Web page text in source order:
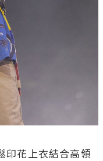
印花上衣結合高領